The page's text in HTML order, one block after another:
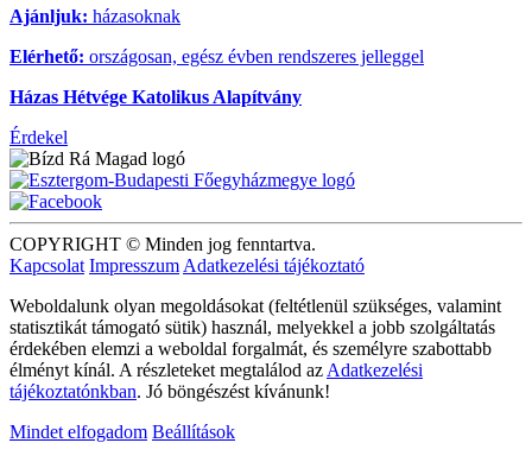
Ajánljuk: házasoknak
Elérhető: országosan, egész évben rendszeres jelleggel
Házas Hétvége Katolikus Alapítvány
Érdekel
COPYRIGHT © Minden jog fenntartva.
Kapcsolat Impresszum Adatkezelési tájékoztató
Weboldalunk olyan megoldásokat (feltétlenül szükséges, valamint
statisztikát támogató sütik) használ, melyekkel a jobb szolgáltatás
érdekében elemzi a weboldal forgalmát, és személyre szabottabb
élményt kínál. A részleteket megtalálod az Adatkezelési
tájékoztatónkban. Jó böngészést kívánunk!
Mindet elfogadom Beállítások